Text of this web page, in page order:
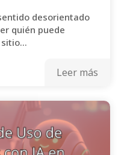
desorientado
quién puede
Leer más